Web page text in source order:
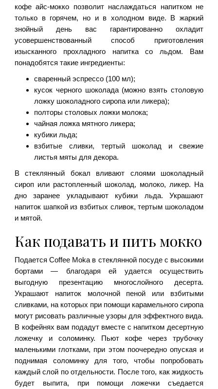
кофе айс-мокко позволит наслаждаться напитком не
только в горячем, но и в холодном виде. В жаркий
знойный день вас гарантированно охладит
усовершенствованный способ приготовления
изысканного прохладного напитка со льдом. Вам
понадобятся такие ингредиенты:
сваренный эспрессо (100 мл);
кусок черного шоколада (можно взять столовую
ложку шоколадного сиропа или ликера);
полторы столовых ложки молока;
чайная ложка мятного ликера;
кубики льда;
взбитые сливки, тертый шоколад и свежие
листья мяты для декора.
В стеклянный бокал вливают слоями шоколадный
сироп или растопленный шоколад, молоко, ликер. На
дно заранее укладывают кубики льда. Украшают
напиток шапкой из взбитых сливок, тертым шоколадом
и мятой.
Как подавать и пить мокко
Подается Coffee Moka в стеклянной посуде с высокими
бортами — благодаря ей удается осуществить
выгодную презентацию многослойного десерта.
Украшают напиток молочной пеной или взбитыми
сливками, на которых при помощи карамельного сиропа
могут рисовать различные узоры для эффектного вида.
В кофейнях вам подадут вместе с напитком десертную
ложечку и соломинку. Пьют кофе через трубочку
маленькими глотками, при этом поочередно опуская и
поднимая соломинку для того, чтобы попробовать
каждый слой по отдельности. После того, как жидкость
будет выпита, при помощи ложечки съедается